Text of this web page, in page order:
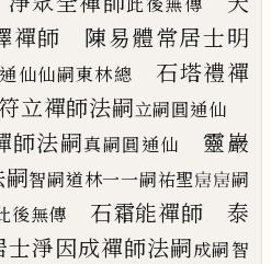
禪師 陳易體常居士明
仙仙嗣東林總
石塔禮禪
立禪師法嗣立嗣圓通仙
師法嗣真嗣圓通仙
靈巖
智嗣道林一一嗣祐聖𡨢𡨢嗣
後無傳 石霜能禪師 泰
士淨因成禪師法嗣成嗣智